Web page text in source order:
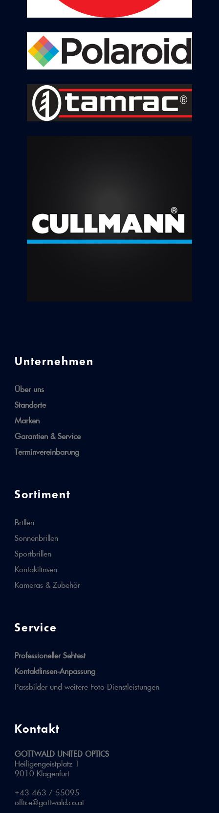
Unternehmen
Über uns
Standorte
Marken
Garantien & Service
Terminvereinbarung
Sortiment
Brillen
Sonnenbrillen
Sportbrillen
Kontaktlinsen
Kameras & Zubehör
Service
Professioneller Sehtest
Kontaktlinsen-Anpassung
Passbilder und weitere Foto-Dienstleistungen
Kontakt
GOTTWALD UNITED OPTICS
Heiligengeistplatz 1
9010 Klagenfurt
+43 463 / 55095
office@gottwald.co.at